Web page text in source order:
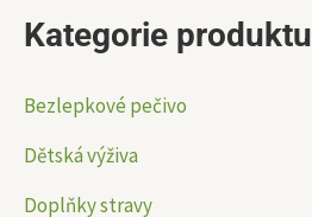
Kategorie produktu
Bezlepkové pečivo
Dětská výživa
Doplňky stravy